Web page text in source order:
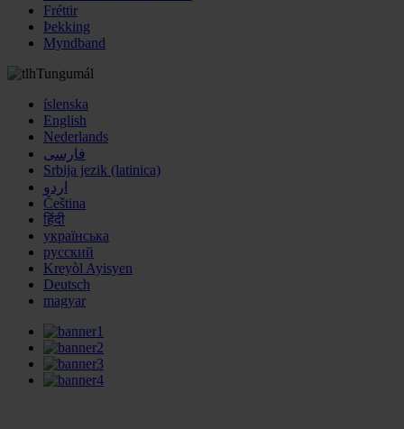
Fréttir
Þekking
Myndband
Tungumál
íslenska
English
Nederlands
فارسی
Srbija jezik (latinica)
اردو
Čeština
हिंदी
українська
русский
Kreyòl Ayisyen
Deutsch
magyar